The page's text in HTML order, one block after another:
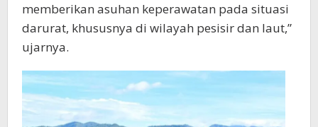
memberikan asuhan keperawatan pada situasi
darurat, khususnya di wilayah pesisir dan laut,”
ujarnya.